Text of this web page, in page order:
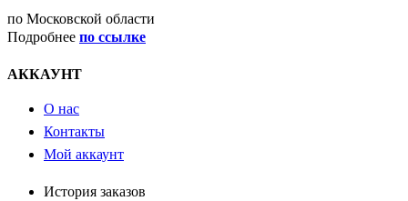
по Московской области
Подробнее по ссылке
АККАУНТ
О нас
Контакты
Мой аккаунт
История заказов